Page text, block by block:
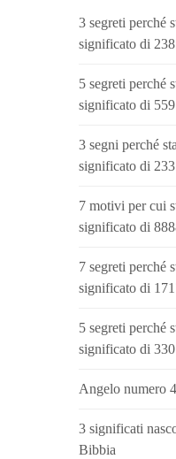
3 segreti perché
significato di 238
5 segreti perché
significato di 559
3 segni perché
significato di 233
7 motivi per cui
significato di
7 segreti perché
significato di
5 segreti perché
significato di 330
Angelo numero
3 significati
Bibbia